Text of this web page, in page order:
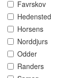
Favrskov
Hedensted
Horsens
Norddjurs
Odder
Randers